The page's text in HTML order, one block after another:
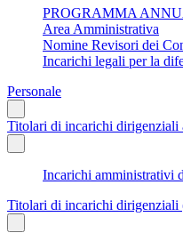
PROGRAMMA
Area Amministrativa
Nomine Revisori dei
Incarichi legali per la
Personale
Titolari di incarichi dirigenziali
Incarichi amministrativi
Titolari di incarichi dirigenziali